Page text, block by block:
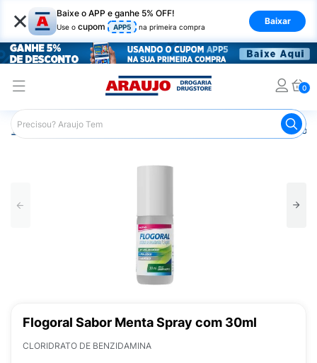
× Baixe o APP e ganhe 5% OFF!
Use o cupom APP5 na primeira compra
Baixar
0
Araujo Medicamentos Remédio
Flogoral Sabor Menta Spray com 30ml
CLORIDRATO DE BENZIDAMINA